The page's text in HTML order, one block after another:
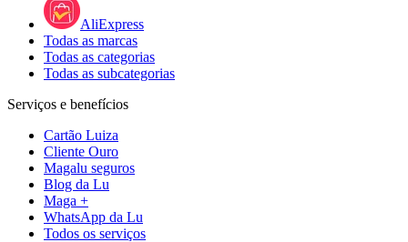
AliExpress
Todas as marcas
Todas as categorias
Todas as subcategorias
Serviços e benefícios
Cartão Luiza
Cliente Ouro
Magalu seguros
Blog da Lu
Maga +
WhatsApp da Lu
Todos os serviços